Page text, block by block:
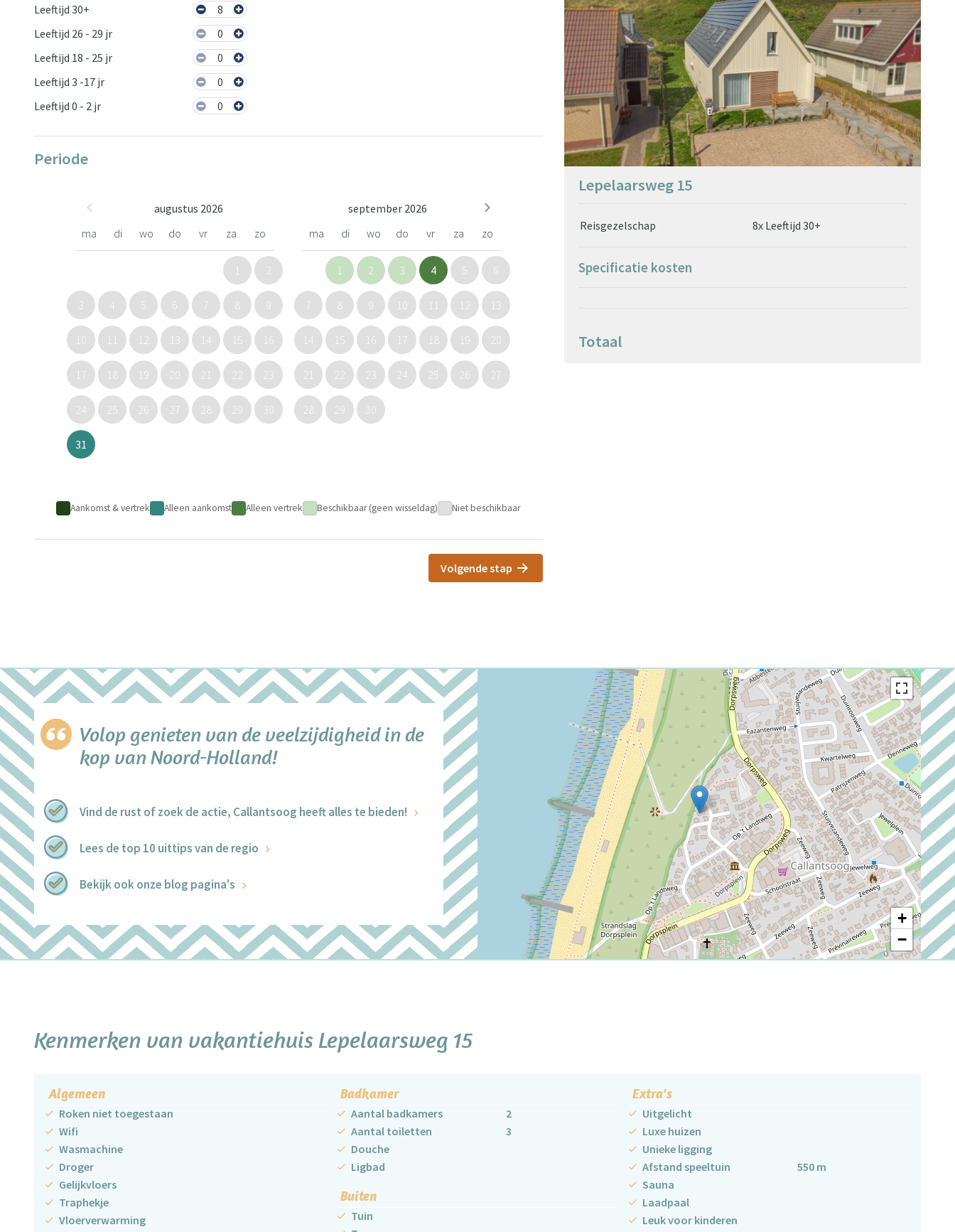
Leeftijd 30+
8
Leeftijd 26 - 29 jr
0
Leeftijd 18 - 25 jr
0
Leeftijd 3 -17 jr
0
Leeftijd 0 - 2 jr
0
Periode
augustus 2026
ma
di wo do vr za zo
1 2
3 4 5 6 7 8 9
10 11 12 13 14 15 16
17 18 19 20 21 22 23
24 25 26 27 28 29 30
31
september 2026
ma
di wo do vr za zo
1 2 3 4 5 6
7 8 9 10 11 12 13
14 15 16 17 18 19 20
21 22 23 24 25 26 27
28 29 30
Aankomst & vertrek Alleen aankomst Alleen vertrek Beschikbaar (geen wisseldag) Niet beschikbaar
Volgende stap
Lepelaarsweg 15
Reisgezelschap 8x Leeftijd 30+
Specificatie kosten
Totaal
Volop genieten van de veelzijdigheid in de
kop van Noord-Holland!
Vind de rust of zoek de actie, Callantsoog heeft alles te bieden!
Lees de top 10 uittips van de regio
Bekijk ook onze blog pagina's
+
−
Kenmerken van vakantiehuis Lepelaarsweg 15
Algemeen
Roken niet toegestaan
Wifi
Wasmachine
Droger
Gelijkvloers
Traphekje
Vloerverwarming
Badkamer
Aantal badkamers
2
Aantal toiletten
3
Douche
Ligbad
Buiten
Tuin
Extra's
Uitgelicht
Luxe huizen
Unieke ligging
Afstand speeltuin
550 m
Sauna
Laadpaal
Leuk voor kinderen